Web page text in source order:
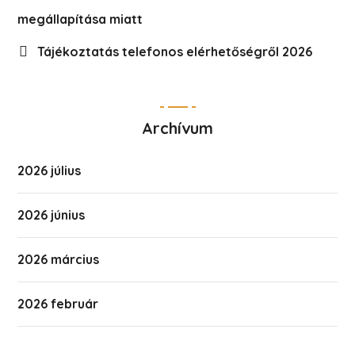
megállapítása miatt
Tájékoztatás telefonos elérhetőségről 2026
Archívum
2026 július
2026 június
2026 március
2026 február